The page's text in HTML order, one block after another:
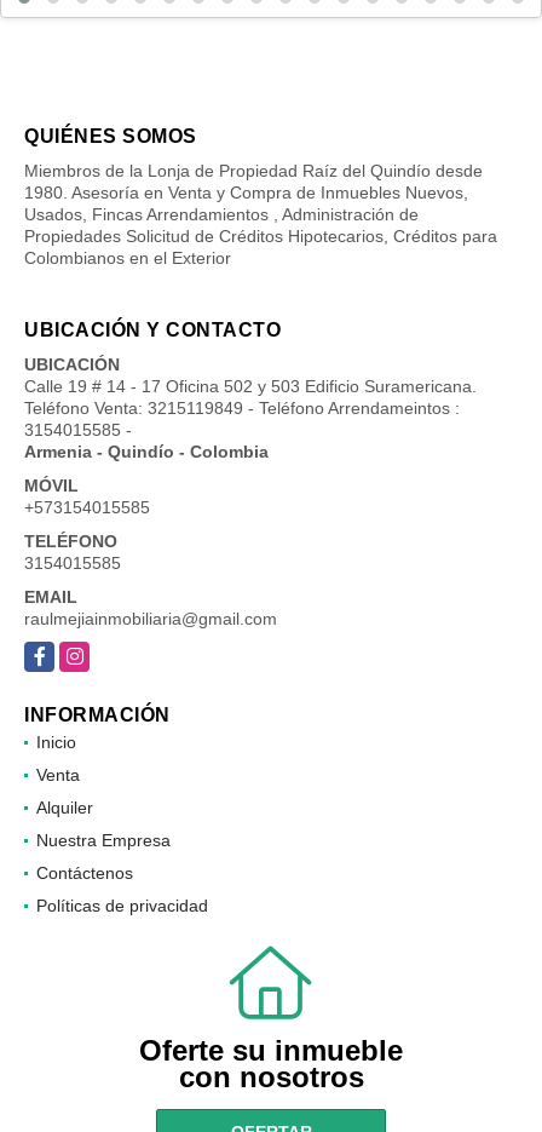
QUIÉNES SOMOS
Miembros de la Lonja de Propiedad Raíz del Quindío desde
1980. Asesoría en Venta y Compra de Inmuebles Nuevos,
Usados, Fincas Arrendamientos , Administración de
Propiedades Solicitud de Créditos Hipotecarios, Créditos para
Colombianos en el Exterior
UBICACIÓN Y CONTACTO
UBICACIÓN
Calle 19 # 14 - 17 Oficina 502 y 503 Edificio Suramericana.
Teléfono Venta: 3215119849 - Teléfono Arrendameintos :
3154015585 -
Armenia - Quindío - Colombia
MÓVIL
+573154015585
TELÉFONO
3154015585
EMAIL
raulmejiainmobiliaria@gmail.com
FacebookInstagram
INFORMACIÓN
Inicio
Venta
Alquiler
Nuestra Empresa
Contáctenos
Políticas de privacidad
Oferte su inmueble
con nosotros